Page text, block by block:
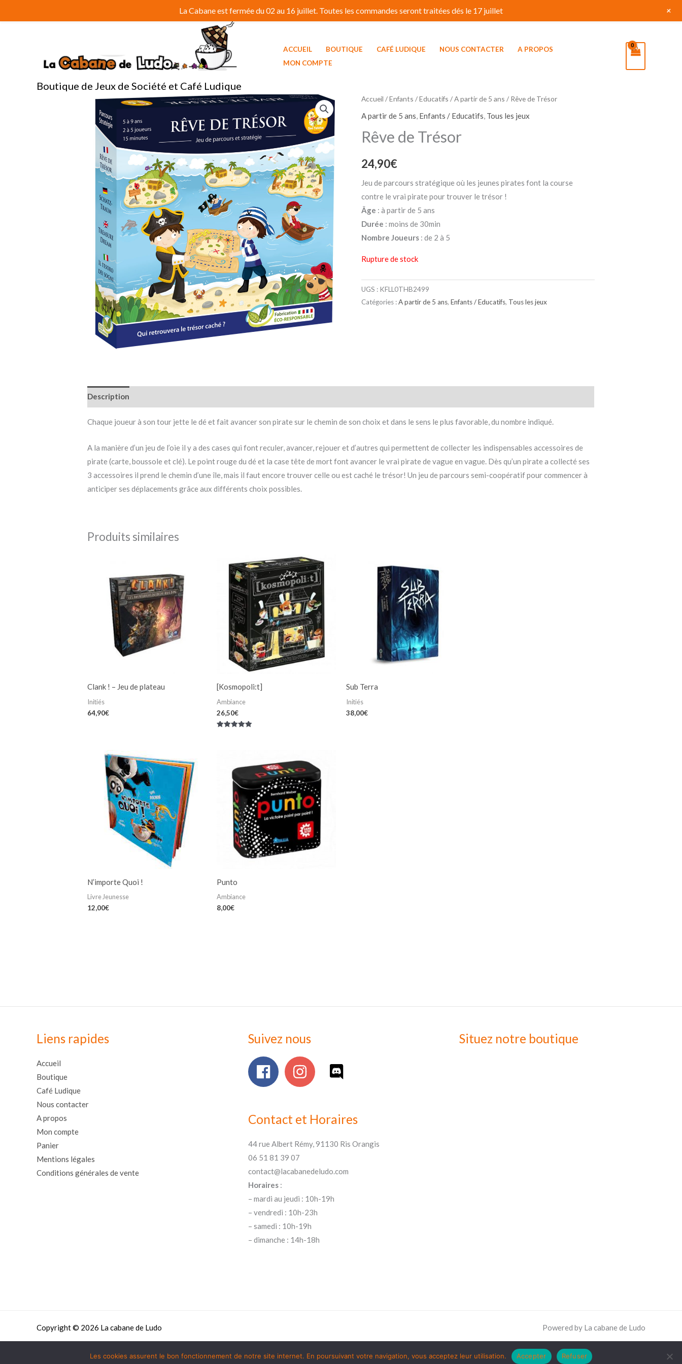
au
Boutique de Jeux de Société et Café Ludique
ACCUEIL BOUTIQUE CAFÉ LUDIQUE NOUS CONTACTER
A PROPOS
MON COMPTE
Accueil /Enfants / Educatifs /A partir de 5 ans / Rêve de Trésor
A partir de 5 ans, Enfants / Educatifs, Tous les jeux
Rêve de Trésor
24,90€
Jeu de parcours stratégique où les jeunes pirates font la course
contre le vrai pirate pour trouver le trésor !
Âge : à partir de 5 ans
Durée : moins de 30min
Nombre Joueurs : de 2 à 5
Rupture de stock
UGS : KFLL0THB2499
Catégories :A partir de 5 ans, Enfants / Educatifs, Tous les jeux
Description
Chaque joueur à son tour jette le dé et fait avancer son pirate sur le chemin de son choix et dans le sens le plus favorable, du nombre indiqué.
A la manière d’un jeu de l’oie il y a des cases qui font reculer, avancer, rejouer et d’autres qui permettent de collecter les indispensables accessoires de
pirate (carte, boussole et clé). Le point rouge du dé et la case tête de mort font avancer le vrai pirate de vague en vague. Dès qu’un pirate a collecté ses
3 accessoires il prend le chemin d’une île, mais il faut encore trouver celle ou est caché le trésor! Un jeu de parcours semi-coopératif pour commencer à
anticiper ses déplacements grâce aux différents choix possibles.
Produits similaires
Clank ! – Jeu de plateau
Initiés
64,90€
[Kosmopoli:t]
Ambiance
26,50€
Sub Terra
Initiés
38,00€
N’importe Quoi !
Livre Jeunesse
12,00€
Punto
Ambiance
8,00€
Liens rapides
Accueil
Boutique
Café Ludique
Nous contacter
A propos
Mon compte
Panier
Mentions légales
Conditions générales de vente
Suivez nous
Contact et Horaires
44 rue Albert Rémy, 91130 Ris Orangis
06 51 81 39 07
contact@lacabanedeludo.com
Horaires:
– mardi au jeudi : 10h-19h
– vendredi : 10h-23h
– samedi : 10h-19h
– dimanche : 14h-18h
Situez notre boutique
Copyright © 2026 La cabane de Ludo Powered by La cabane de Ludo
La Cabane est fermée du 02 au 16 juillet. Toutes les commandes seront traitées dés le 17 juillet +
Les cookies assurent le bon fonctionnement de notre site internet. En poursuivant votre navigation, vous acceptez leur utilisation. Accepter Refuser